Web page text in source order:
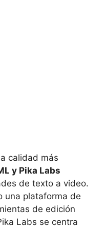
calidad más
y Pika Labs
de texto a video.
una plataforma de
de edición
Labs se centra